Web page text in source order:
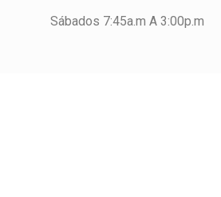
Sábados 7:45a.m A 3:00p.m